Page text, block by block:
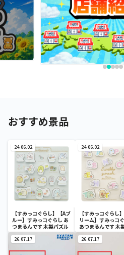
おすすめ景品
24.06.02
【すみっコぐらし】【Aブ
ルー】すみっコぐらし あ
つまるんです 木製パズル
24.06.02
【すみっコぐらし
リーム】すみっコ
あつまるんです 木
ル
26.07.17 26.07.17